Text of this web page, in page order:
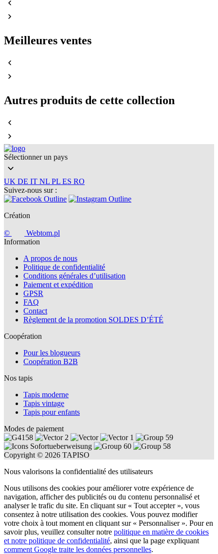
Meilleures ventes
Autres produits de cette collection
Sélectionner un pays
UK DE IT NL PL ES RO
Suivez-nous sur :
Création
©
Webtom.pl
Information
A propos de nous
Politique de confidentialité
Conditions générales d’utilisation
Paiement et expédition
GPSR
FAQ
Contact
Règlement de la promotion SOLDES D’ÉTÉ
Coopération
Pour les blogueurs
Coopération B2B
Nos tapis
Tapis moderne
Tapis vintage
Tapis pour enfants
Modes de paiement
Copyright © 2026 TAPISO
Nous valorisons la confidentialité des utilisateurs
Nous utilisons des cookies pour améliorer votre expérience de
navigation, afficher des publicités ou du contenu personnalisé et
analyser le trafic du site. En cliquant sur « Tout accepter », vous
consentez à notre utilisation des cookies. Vous pouvez modifier
votre choix à tout moment en cliquant sur « Personnaliser ». Pour en
savoir plus, veuillez consulter notre politique en matière de cookies
et notre politique de confidentialité, ainsi que la page expliquant
comment Google traite les données personnelles.